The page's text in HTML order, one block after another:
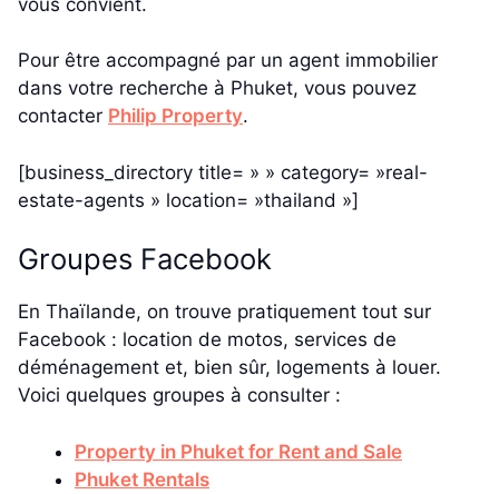
Pour être accompagné par un agent immobilier
dans votre recherche à Phuket, vous pouvez
contacter Philip Property.
[business_directory title= » » category= »real-
estate-agents » location= »thailand »]
Groupes Facebook
En Thaïlande, on trouve pratiquement tout sur
Facebook : location de motos, services de
déménagement et, bien sûr, logements à louer.
Voici quelques groupes à consulter :
Property in Phuket for Rent and Sale
Phuket Rentals